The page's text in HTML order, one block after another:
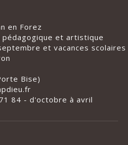
en Forez
pédagogique et artistique
et vacances scolaires
Bise)
84 - d'octobre à avril